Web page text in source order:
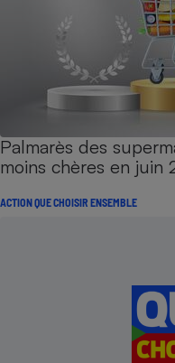
Palmarès des
moins chères en juin
ACTION QUE CHOISIR ENSEMBLE